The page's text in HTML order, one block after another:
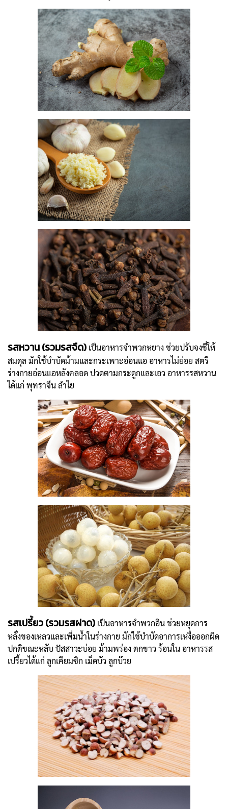
รสหวาน (รวมรสจืด) เป็นอาหารจำพวกหยาง ช่วยปรับจงชี่ให้
สมดุล มักใช้บำบัดม้ามและกระเพาะอ่อนแอ อาหารไม่ย่อย สตรี
ร่างกายอ่อนแอหลังคลอด ปวดตามกระดูกและเอว อาหารรสหวาน
ได้แก่ พุทราจีน ลำไย
รสเปรี้ยว (รวมรสฝาด) เป็นอาหารจำพวกอิน ช่วยหยุดการ
หลั่งของเหลวและเพิ่มน้ำในร่างกาย มักใช้บำบัดอาการเหงื่อออกผิด
ปกติขณะหลับ ปัสสาวะบ่อย ม้ามพร่อง ตกขาว ร้อนใน อาหารรส
เปรี้ยวได้แก่ ลูกเคียมซิก เม็ดบัว ลูกบ๊วย